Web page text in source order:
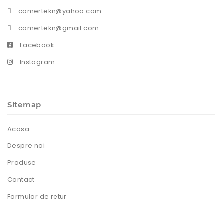
comertekn@yahoo.com
comertekn@gmail.com
Facebook
Instagram
Sitemap
Acasa
Despre noi
Produse
Contact
Formular de retur